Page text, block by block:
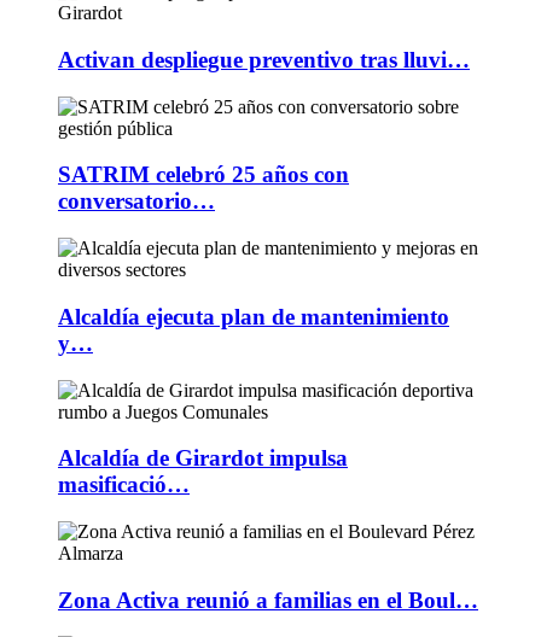
Activan despliegue preventivo tras lluvi…
SATRIM celebró 25 años con
conversatorio…
Alcaldía ejecuta plan de mantenimiento
y…
Alcaldía de Girardot impulsa
masificació…
Zona Activa reunió a familias en el Boul…